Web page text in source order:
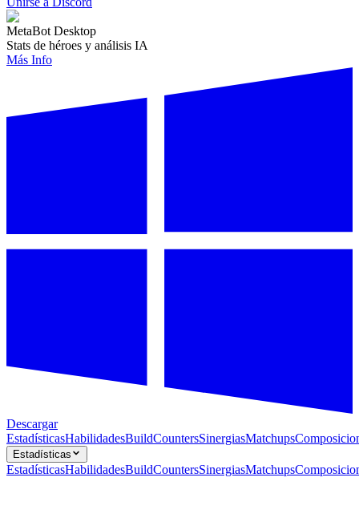
MetaBot Desktop
Stats de héroes y análisis IA
Más Info
Descargar
EstadísticasHabilidadesBuildCountersSinergiasMatchups
Estadísticas
EstadísticasHabilidadesBuildCountersSinergiasMatchups